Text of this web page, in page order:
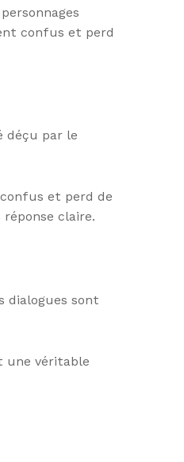
confus et perd
déçu par le
et perd de
claire.
dialogues sont
une véritable